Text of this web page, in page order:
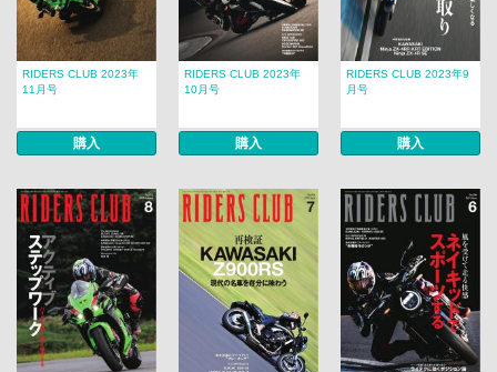
RIDERS CLUB 2023年
11月号
購入
RIDERS CLUB 2023年
10月号
購入
RIDERS CLUB 2023年9
月号
購入